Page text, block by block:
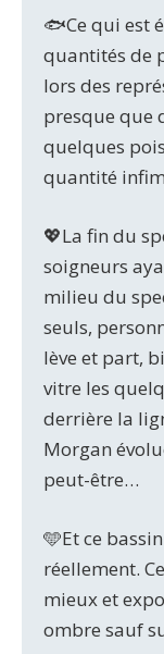
🐟Ce qui est
quantités de
lors des
presque que
quelques
quantité
💖La fin du
soigneurs
milieu du
seuls,
lève et part,
vitre les
derrière la
Morgan
peut-être…
🩵Et ce
réellement.
mieux et
ombre sauf